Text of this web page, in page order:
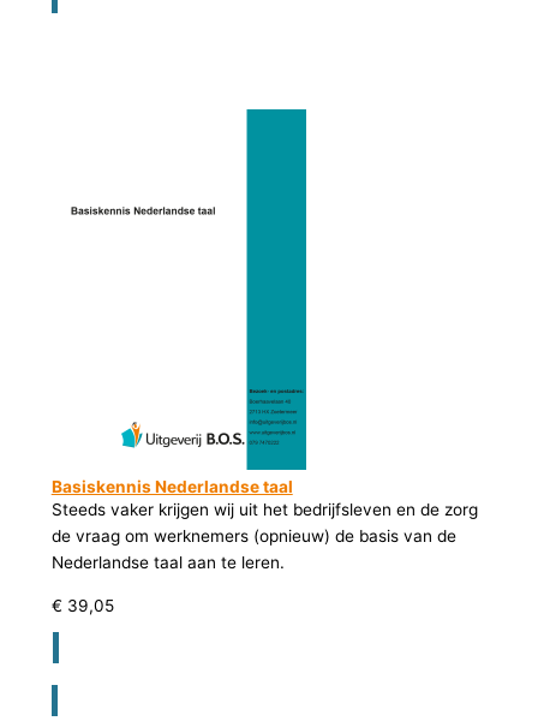
Basiskennis Nederlandse taal
Steeds vaker krijgen wij uit het bedrijfsleven en de zorg
de vraag om werknemers (opnieuw) de basis van de
Nederlandse taal aan te leren.
€ 39,05